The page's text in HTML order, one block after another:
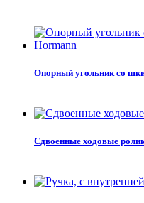
Опорный угольник со
Сдвоенные ходовые